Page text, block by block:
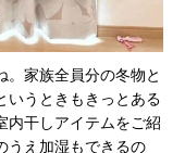
家族全員分の冬物と
いうときもきっとある
内干しアイテムをご紹
うえ加湿もできるの